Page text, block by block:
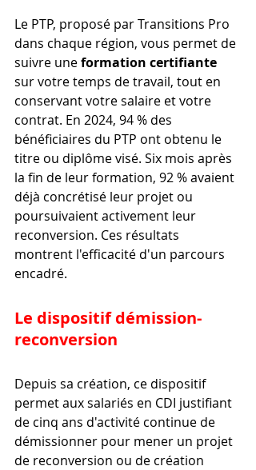
Le PTP, proposé par Transitions Pro
dans chaque région, vous permet de
suivre une formation certifiante
sur votre temps de travail, tout en
conservant votre salaire et votre
contrat. En 2024, 94 % des
bénéficiaires du PTP ont obtenu le
titre ou diplôme visé. Six mois après
la fin de leur formation, 92 % avaient
déjà concrétisé leur projet ou
poursuivaient activement leur
reconversion. Ces résultats
montrent l'efficacité d'un parcours
encadré.
Le dispositif démission-
reconversion
Depuis sa création, ce dispositif
permet aux salariés en CDI justifiant
de cinq ans d'activité continue de
démissionner pour mener un projet
de reconversion ou de création